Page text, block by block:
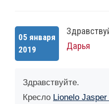
05 января
2019
Дарья
Здравствуйте.
Кресло Lionelo